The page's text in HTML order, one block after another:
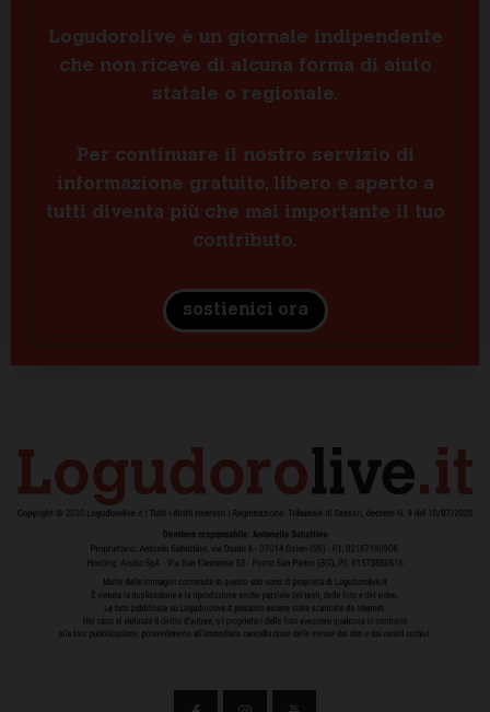
Logudorolive è un giornale indipendente
che non riceve di alcuna forma di aiuto
statale o regionale.
Per continuare il nostro servizio di
informazione gratuito, libero e aperto a
tutti diventa più che mai importante il tuo
contributo.
sostienici ora